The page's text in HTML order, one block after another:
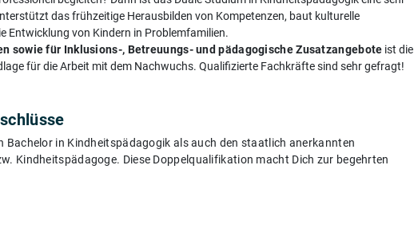
das frühzeitige Herausbilden von Kompetenzen, baut kulturelle
Entwicklung von Kindern in Problemfamilien.
sowie für Inklusions-, Betreuungs- und pädagogische Zusatzangebote ist die
für die Arbeit mit dem Nachwuchs. Qualifizierte Fachkräfte sind sehr gefragt!
Bachelor in Kindheitspädagogik als auch den staatlich anerkannten
Kindheitspädagoge. Diese Doppelqualifikation macht Dich zur begehrten